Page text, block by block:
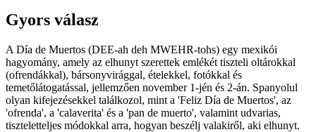
Gyors válasz
A Día de Muertos (DEE-ah deh MWEHR-tohs) egy mexikói
hagyomány, amely az elhunyt szerettek emlékét tiszteli oltárokkal
(ofrendákkal), bársonyvirággal, ételekkel, fotókkal és
temetőlátogatással, jellemzően november 1-jén és 2-án. Spanyolul
olyan kifejezésekkel találkozol, mint a 'Feliz Día de Muertos', az
'ofrenda', a 'calaverita' és a 'pan de muerto', valamint udvarias,
tiszteletteljes módokkal arra, hogyan beszélj valakiről, aki elhunyt.